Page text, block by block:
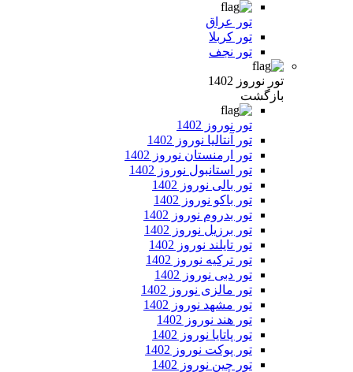
تور عراق
تور کربلا
تور نجف
تور نوروز 1402
بازگشت
تور نوروز 1402
تور آنتالیا نوروز 1402
تور ارمنستان نوروز 1402
تور استانبول نوروز 1402
تور بالی نوروز 1402
تور باکو نوروز 1402
تور بدروم نوروز 1402
تور برزیل نوروز 1402
تور تایلند نوروز 1402
تور ترکیه نوروز 1402
تور دبی نوروز 1402
تور مالزی نوروز 1402
تور مشهد نوروز 1402
تور هند نوروز 1402
تور پاتایا نوروز 1402
تور پوکت نوروز 1402
تور چین نوروز 1402